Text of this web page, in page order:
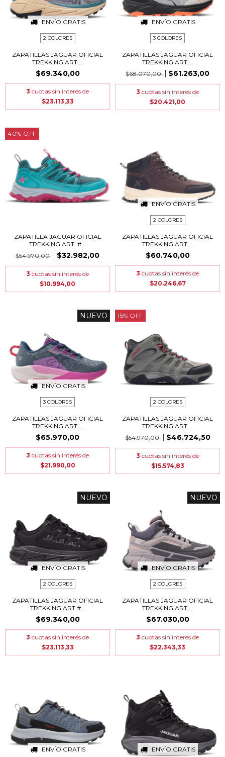
ENVÍO GRATIS
2 COLORES
ZAPATILLAS JAGUAR OFICIAL
TREKKING ART....
$69.340,00
3 cuotas sin interés de
$23.113,33
ENVÍO GRATIS
3 COLORES
ZAPATILLAS JAGUAR OFICIAL
TREKKING ART....
$68.070,00
$61.263,00
3 cuotas sin interés de
$20.421,00
40% OFF
ZAPATILLA JAGUAR OFICIAL
TREKKING ART. #...
$54.970,00
$32.982,00
3 cuotas sin interés de
$10.994,00
ENVÍO GRATIS
2 COLORES
ZAPATILLAS JAGUAR OFICIAL
TREKKING ART....
$60.740,00
3 cuotas sin interés de
$20.246,67
ENVÍO GRATIS
NUEVO
3 COLORES
ZAPATILLAS JAGUAR OFICIAL
TREKKING ART....
$65.970,00
3 cuotas sin interés de
$21.990,00
15% OFF
2 COLORES
ZAPATILLAS JAGUAR OFICIAL
TREKKING ART....
$54.970,00
$46.724,50
3 cuotas sin interés de
$15.574,83
ENVÍO GRATIS
NUEVO
2 COLORES
ZAPATILLAS JAGUAR OFICIAL
TREKKING ART #...
$69.340,00
3 cuotas sin interés de
$23.113,33
ENVÍO GRATIS
NUEVO
2 COLORES
ZAPATILLAS JAGUAR OFICIAL
TREKKING ART....
$67.030,00
3 cuotas sin interés de
$22.343,33
ENVÍO GRATIS ENVÍO GRATIS